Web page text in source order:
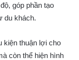
góp phần tạo
du khách.
kiện thuận lợi cho
còn thể hiện hình